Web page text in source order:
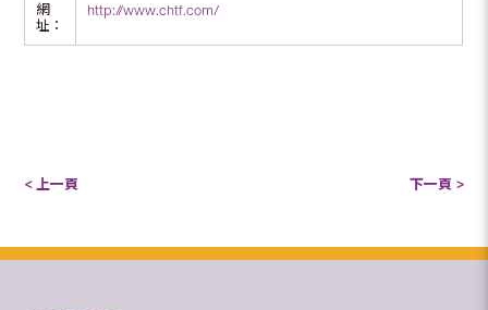
網
址：
http://www.chtf.com/
< 上一頁 下一頁 >